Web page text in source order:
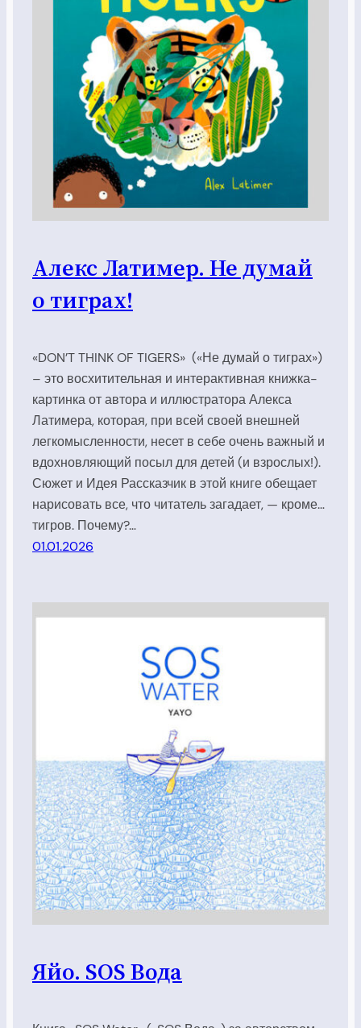
Алекс Латимер. Не думай
о тиграх!
«DON’T THINK OF TIGERS» («Не думай о тиграх»)
– это восхитительная и интерактивная книжка-
картинка от автора и иллюстратора Алекса
Латимера, которая, при всей своей внешней
легкомысленности, несет в себе очень важный и
вдохновляющий посыл для детей (и взрослых!).
Сюжет и Идея Рассказчик в этой книге обещает
нарисовать все, что читатель загадает, — кроме…
тигров. Почему?…
01.01.2026
Яйо. SOS Вода